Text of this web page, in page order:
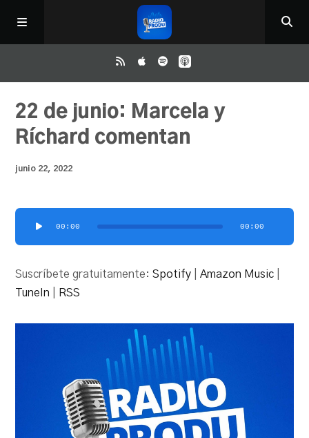
Inicio
ReloAd
Irene y Ríchard
Contacto
22 de junio: Marcela y
Ríchard comentan
junio 22, 2022
Reproductor
00:00 00:00
Suscríbete gratuitamente:Spotify |Amazon Music
TuneIn
RSS